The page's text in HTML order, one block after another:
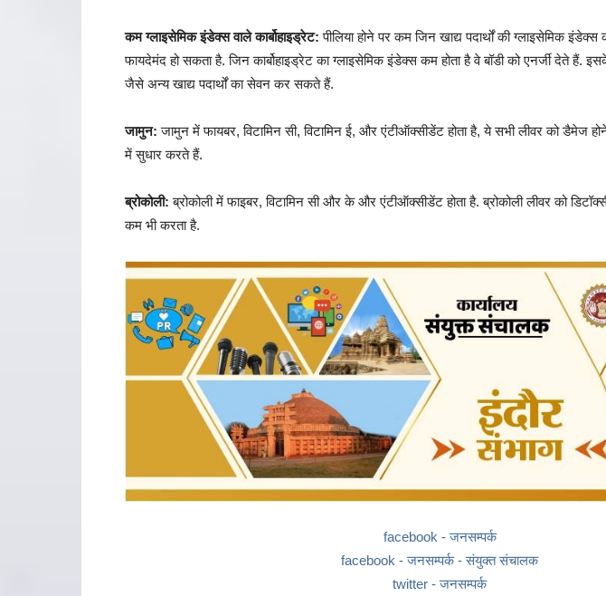
कम ग्लाइसेमिक इंडेक्स वाले कार्बोहाइड्रेट: पीलिया होने पर कम जिन खाद्य पदार्थों की ग्लाइसेमिक
फायदेमंद हो सकता है. जिन कार्बोहाइड्रेट का ग्लाइसेमिक इंडेक्स कम होता है वे बॉडी को एनर्जी देते हैं.
जैसे अन्य खाद्य पदार्थों का सेवन कर सकते हैं.
जामुन:जामुन में फायबर, विटामिन सी, विटामिन ई, और एंटीऑक्सीडेंट होता है, ये सभी लीवर को डैमेज
में सुधार करते हैं.
ब्रोकोली:ब्रोकोली में फाइबर, विटामिन सी और के और एंटीऑक्सीडेंट होता है. ब्रोकोली लीवर को
कम भी करता है.
facebook - जनसम्पर्क
facebook - जनसम्पर्क - संयुक्त संचालक
twitter - जनसम्पर्क